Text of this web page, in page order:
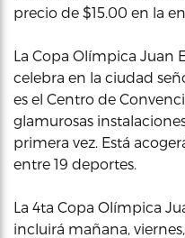
precio de $15.00 en la
La Copa Olímpica Juan
celebra en la ciudad
es el Centro de
glamurosas
primera vez. Está
entre 19 deportes.
La 4ta Copa Olímpica
incluirá mañana,